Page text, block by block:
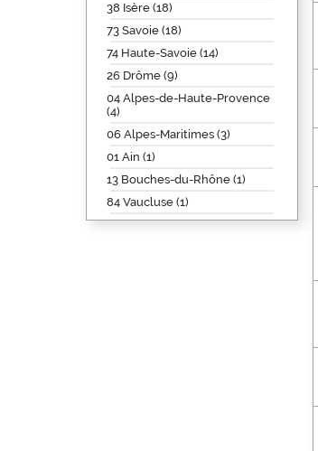
38 Isère (18)
73 Savoie (18)
74 Haute-Savoie (14)
26 Drôme (9)
04 Alpes-de-Haute-Provence
(4)
06 Alpes-Maritimes (3)
01 Ain (1)
13 Bouches-du-Rhône (1)
84 Vaucluse (1)